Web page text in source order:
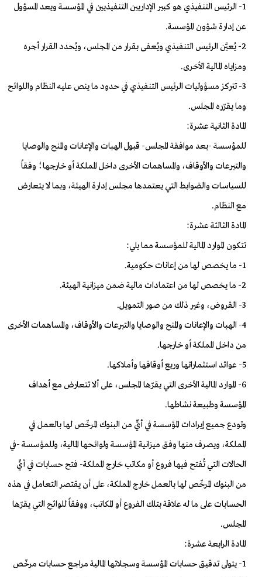
1- الرئيس التنفيذي هو كبير الإداريين التنفيذيين في المؤسسة ويعد المسؤول
عن إدارة شؤون المؤسسة.
2- يُعيَّن الرئيس التنفيذي ويُعفى بقرار من المجلس، ويُحدد القرار أجره
ومزاياه المالية الأخرى.
3- تتركز مسؤوليات الرئيس التنفيذي في حدود ما ينص عليه النظام واللوائح
وما يقرّره المجلس.
المادة الثانية عشرة:
للمؤسسة -بعد موافقة المجلس- قبول الهبات والإعانات والمنح والوصايا
والتبرعات والأوقاف، والمساهمات الأخرى داخل المملكة أو خارجها؛ وفقاً
للسياسات والضوابط التي يعتمدها مجلس إدارة الهيئة، وبما لا يتعارض
مع النظام.
المادة الثالثة عشرة:
تتكون الموارد المالية للمؤسسة مما يلي:
1- ما يخصص لها من إعانات حكومية.
2- ما يخصص لها من اعتمادات مالية ضمن ميزانية الهيئة.
3- القروض، وغير ذلك من صور التمويل.
4- الهبات والإعانات والمنح والوصايا والتبرعات والأوقاف، والمساهمات الأخرى
من داخل المملكة أو خارجها.
5- عوائد استثماراتها وريع أوقافها وأملاكها.
6- الموارد المالية الأخرى التي يقرّها المجلس، على ألا تتعارض مع أهداف
المؤسسة وطبيعة نشاطها.
وتودع جميع إيرادات المؤسسة في أيٍّ من البنوك المرخّص لها بالعمل في
المملكة، ويصرف منها وفق ميزانية المؤسسة ولوائحها المالية، وللمؤسسة -في
الحالات التي تُفتح فيها فروع أو مكاتب خارج المملكة- فتح حسابات في أيٍّ
من البنوك المرخّص لها بالعمل خارج المملكة، على أن يقتصر التعامل في هذه
الحسابات على ما له علاقة بتلك الفروع أو المكاتب، ووفقاً للوائح التي يقرّها
المجلس.
المادة الرابعة عشرة:
1- يتولى تدقيق حسابات المؤسسة وسجلاتها المالية مراجع حسابات مرخّص